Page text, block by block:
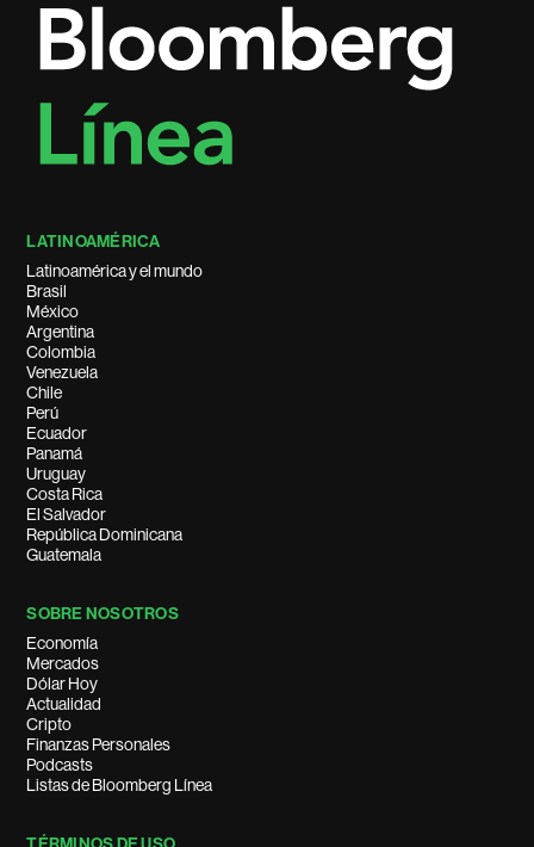
LATINOAMÉRICA
Latinoamérica y el mundo
Brasil
México
Argentina
Colombia
Venezuela
Chile
Perú
Ecuador
Panamá
Uruguay
Costa Rica
El Salvador
República Dominicana
Guatemala
SOBRE NOSOTROS
Economía
Mercados
Dólar Hoy
Actualidad
Cripto
Finanzas Personales
Podcasts
Listas de Bloomberg Línea